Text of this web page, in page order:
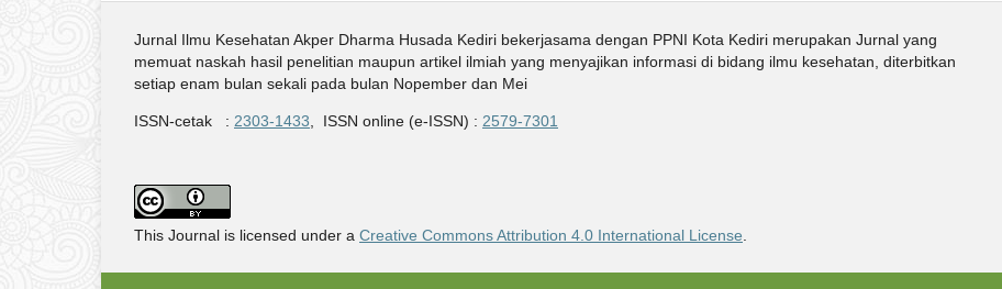
Jurnal Ilmu Kesehatan Akper Dharma Husada Kediri bekerjasama dengan PPNI Kota Kediri merupakan Jurnal yang
memuat naskah hasil penelitian maupun artikel ilmiah yang menyajikan informasi di bidang ilmu kesehatan, diterbitkan
setiap enam bulan sekali pada bulan Nopember dan Mei
ISSN-cetak : 2303-1433 , ISSN online (e-ISSN) : 2579-7301
This Journal is licensed under a Creative Commons Attribution 4.0 International License